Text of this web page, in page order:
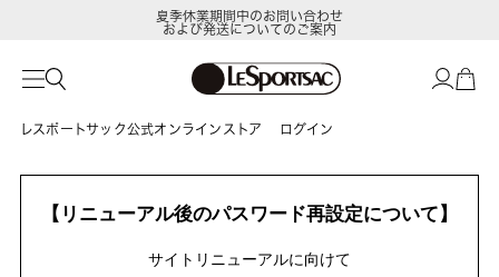
夏季休業期間中のお問い合わせ
および発送についてのご案内
レスポートサック公式オンラインストア ログイン
【リニューアル後のパスワード再設定について】
サイトリニューアルに向けて